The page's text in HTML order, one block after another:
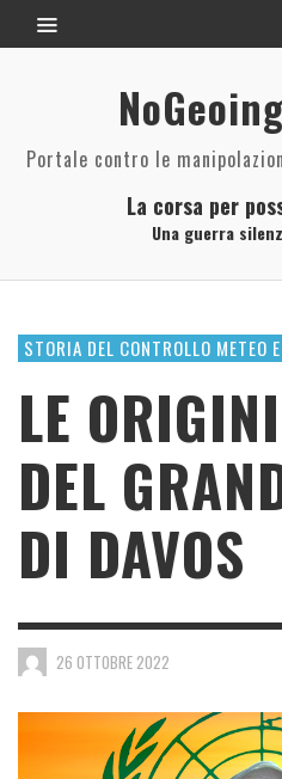
Portale contro le
La corsa per
Una guerra
STORIA DEL CONTROLLO METEO
LE
DEL
DI DAVOS
26 OTTOBRE 2022